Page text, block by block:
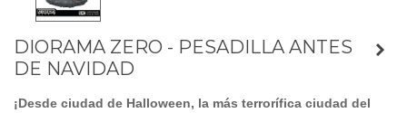
DIORAMA ZERO - PESADILLA ANTES
DE NAVIDAD
¡Desde ciudad de Halloween, la más terrorífica ciudad del